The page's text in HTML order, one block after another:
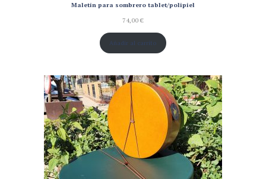
Maletín para sombrero tablet/polipiel
74,00€
Añadir al carrito